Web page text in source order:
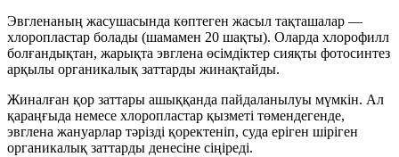
Эвгленаның жасушасында көптеген жасыл тақташалар —
хлоропластар болады (шамамен 20 шақты). Оларда хлорофилл
болғандықтан, жарықта эвглена өсімдіктер сияқты фотосинтез
арқылы органикалық заттарды жинақтайды.
Жиналған қор заттары ашыққанда пайдаланылуы мүмкін. Ал
қараңғыда немесе хлоропластар қызметі төмендегенде,
эвглена жануарлар тәрізді қоректеніп, суда еріген шіріген
органикалық заттарды денесіне сіңіреді.